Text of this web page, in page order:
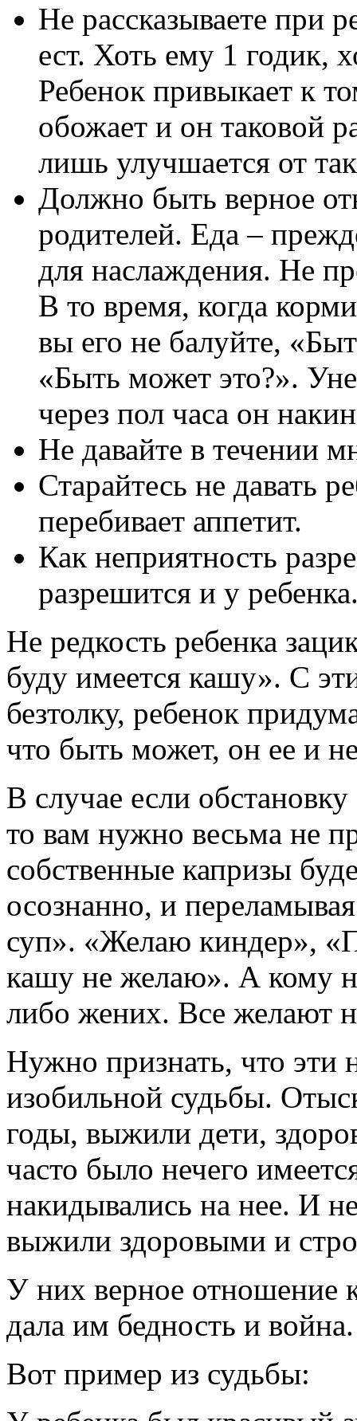
Не рассказываете при
ест. Хоть ему 1 годик,
Ребенок привыкает к
обожает и он таковой
лишь улучшается от
Должно быть верное
родителей. Еда –
для наслаждения. Не
В то время, когда
вы его не балуйте,
«Быть может это?».
через пол часа он
Не давайте в течении
Старайтесь не давать
перебивает аппетит.
Как неприятность
разрешится и у
Не редкость ребенка
буду имеется кашу». С
безтолку, ребенок
что быть может, он ее и
В случае если
то вам нужно весьма не
собственные капризы
осознанно, и
суп». «Желаю киндер»,
кашу не желаю». А кому
либо жених. Все желают
Нужно признать, что эти
изобильной судьбы.
годы, выжили дети,
часто было нечего
накидывались на нее. И
выжили здоровыми и
У них верное отношение
дала им бедность и война.
Вот пример из судьбы: